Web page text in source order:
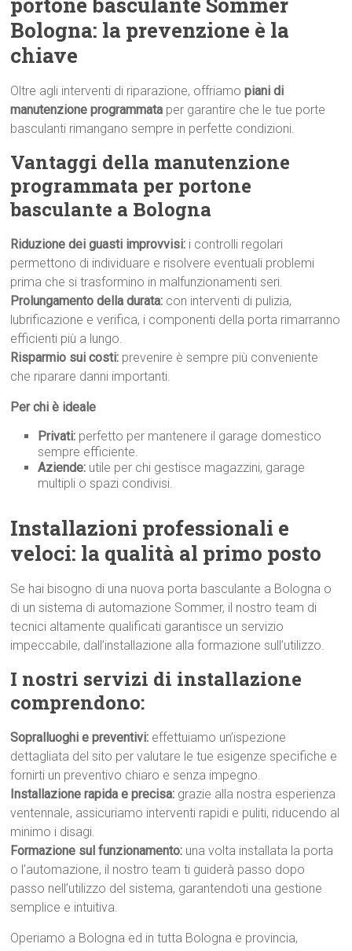
Bologna: la prevenzione è la
chiave
Oltre agli interventi di riparazione, offriamopiani di
manutenzione programmata per garantire che le tue porte
basculanti rimangano sempre in perfette condizioni.
Vantaggi della manutenzione
programmata per portone
basculante a Bologna
Riduzione dei guasti improvvisi: i controlli regolari
permettono di individuare e risolvere eventuali problemi
prima che si trasformino in malfunzionamenti seri.
Prolungamento della durata: con interventi di pulizia,
lubrificazione e verifica, i componenti della porta rimarranno
efficienti più a lungo.
Risparmio sui costi: prevenire è sempre più conveniente
che riparare danni importanti.
Per chi è ideale
Privati: perfetto per mantenere il garage domestico
sempre efficiente.
Aziende: utile per chi gestisce magazzini, garage
multipli o spazi condivisi.
Installazioni professionali e
veloci: la qualità al primo posto
Se hai bisogno di una nuova porta basculante a Bologna o
di un sistema di automazione Sommer, il nostro team di
tecnici altamente qualificati garantisce un servizio
impeccabile, dall’installazione alla formazione sull’utilizzo.
I nostri servizi di installazione
comprendono:
Sopralluoghi e preventivi: effettuiamo un’ispezione
dettagliata del sito per valutare le tue esigenze specifiche e
fornirti un preventivo chiaro e senza impegno.
Installazione rapida e precisa: grazie alla nostra esperienza
ventennale, assicuriamo interventi rapidi e puliti, riducendo al
minimo i disagi.
Formazione sul funzionamento: una volta installata la porta
o l’automazione, il nostro team ti guiderà passo dopo
passo nell’utilizzo del sistema, garantendoti una gestione
semplice e intuitiva.
Operiamo a Bologna ed in tutta Bologna e provincia,